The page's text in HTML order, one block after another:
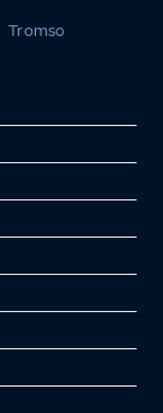
Tromso